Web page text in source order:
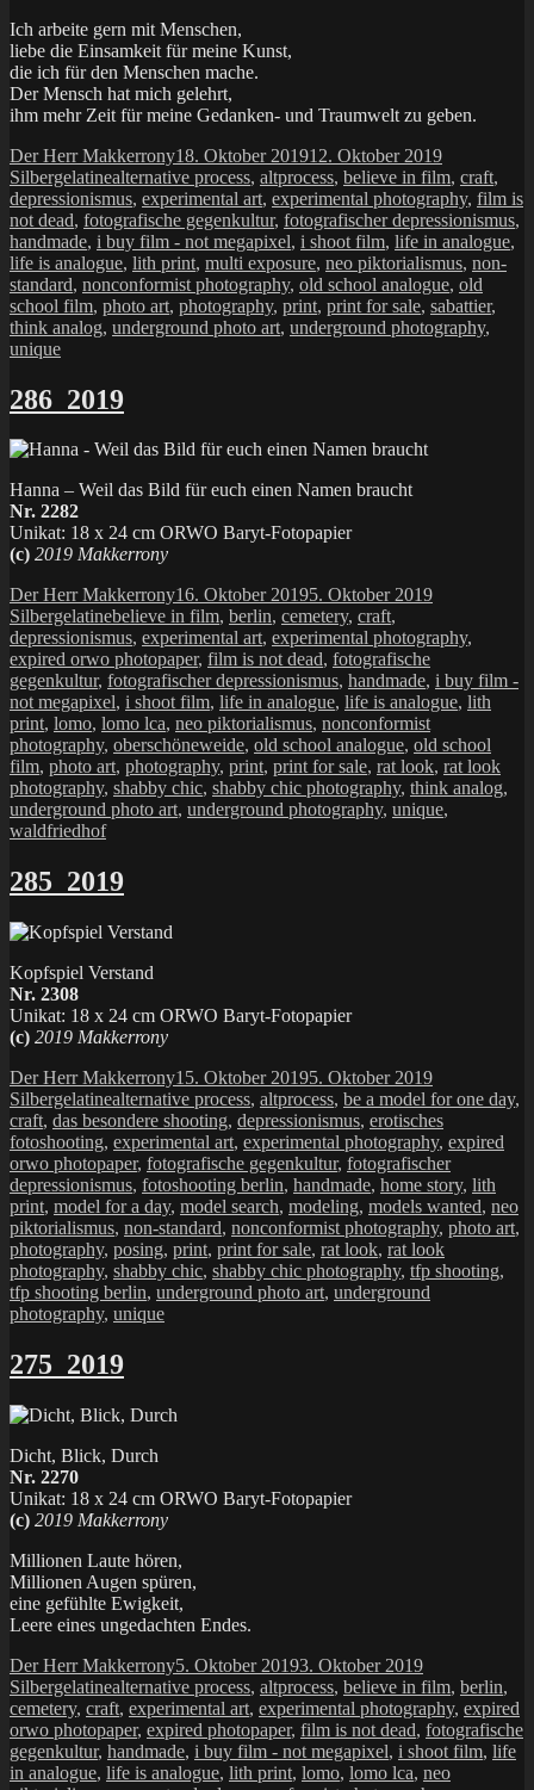
Ich arbeite gern mit Menschen,
liebe die Einsamkeit für meine Kunst,
die ich für den Menschen mache.
Der Mensch hat mich gelehrt,
ihm mehr Zeit für meine Gedanken- und Traumwelt zu geben.
Autor
Der Herr MakkerronyVeröffentlicht
am
18. Oktober 201912. Oktober 2019Kategorien
SilbergelatineSchlagwörter
alternative process, altprocess, believe in film, craft,
depressionismus, experimental art, experimental photography, film is
not dead, fotografische gegenkultur, fotografischer depressionismus,
handmade, i buy film - not megapixel, i shoot film, life in analogue,
life is analogue, lith print, multi exposure, neo piktorialismus, non-
standard, nonconformist photography, old school analogue, old
school film, photo art, photography, print, print for sale, sabattier,
think analog, underground photo art, underground photography,
unique
286_2019
Hanna – Weil das Bild für euch einen Namen braucht
Nr. 2282
Unikat: 18 x 24 cm ORWO Baryt-Fotopapier
(c) 2019 Makkerrony
Autor
Der Herr MakkerronyVeröffentlicht
am
16. Oktober 20195. Oktober 2019Kategorien
SilbergelatineSchlagwörter
believe in film, berlin, cemetery, craft,
depressionismus, experimental art, experimental photography,
expired orwo photopaper, film is not dead, fotografische
gegenkultur, fotografischer depressionismus, handmade, i buy film -
not megapixel, i shoot film, life in analogue, life is analogue, lith
print, lomo, lomo lca, neo piktorialismus, nonconformist
photography, oberschöneweide, old school analogue, old school
film, photo art, photography, print, print for sale, rat look, rat look
photography, shabby chic, shabby chic photography, think analog,
underground photo art, underground photography, unique,
waldfriedhof
285_2019
Kopfspiel Verstand
Nr. 2308
Unikat: 18 x 24 cm ORWO Baryt-Fotopapier
(c) 2019 Makkerrony
Autor
Der Herr MakkerronyVeröffentlicht
am
15. Oktober 20195. Oktober 2019Kategorien
SilbergelatineSchlagwörter
alternative process, altprocess, be a model for one day,
craft, das besondere shooting, depressionismus, erotisches
fotoshooting, experimental art, experimental photography, expired
orwo photopaper, fotografische gegenkultur, fotografischer
depressionismus, fotoshooting berlin, handmade, home story, lith
print, model for a day, model search, modeling, models wanted, neo
piktorialismus, non-standard, nonconformist photography, photo art,
photography, posing, print, print for sale, rat look, rat look
photography, shabby chic, shabby chic photography, tfp shooting,
tfp shooting berlin, underground photo art, underground
photography, unique
275_2019
Dicht, Blick, Durch
Nr. 2270
Unikat: 18 x 24 cm ORWO Baryt-Fotopapier
(c) 2019 Makkerrony
Millionen Laute hören,
Millionen Augen spüren,
eine gefühlte Ewigkeit,
Leere eines ungedachten Endes.
Autor
Der Herr MakkerronyVeröffentlicht
am
5. Oktober 20193. Oktober 2019Kategorien
SilbergelatineSchlagwörter
alternative process, altprocess, believe in film, berlin,
cemetery, craft, experimental art, experimental photography, expired
orwo photopaper, expired photopaper, film is not dead, fotografische
gegenkultur, handmade, i buy film - not megapixel, i shoot film, life
in analogue, life is analogue, lith print, lomo, lomo lca, neo